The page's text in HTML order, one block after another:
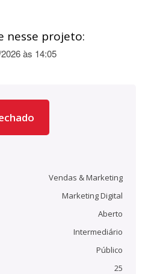
nesse projeto:
às 14:05
Vendas & Marketing
Marketing Digital
Aberto
Intermediário
Público
25